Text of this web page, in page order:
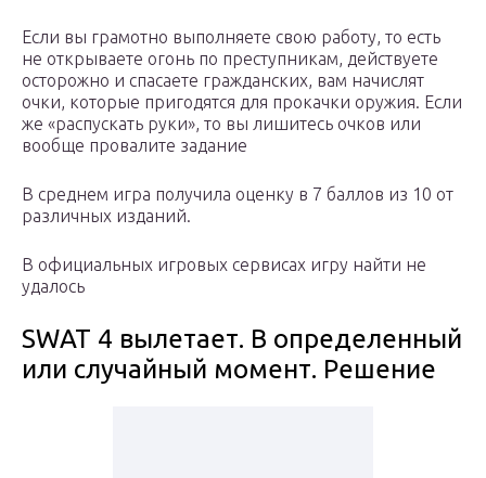
Если вы грамотно выполняете свою работу, то есть
не открываете огонь по преступникам, действуете
осторожно и спасаете гражданских, вам начислят
очки, которые пригодятся для прокачки оружия. Если
же «распускать руки», то вы лишитесь очков или
вообще провалите задание
В среднем игра получила оценку в 7 баллов из 10 от
различных изданий.
В официальных игровых сервисах игру найти не
удалось
SWAT 4 вылетает. В определенный
или случайный момент. Решение